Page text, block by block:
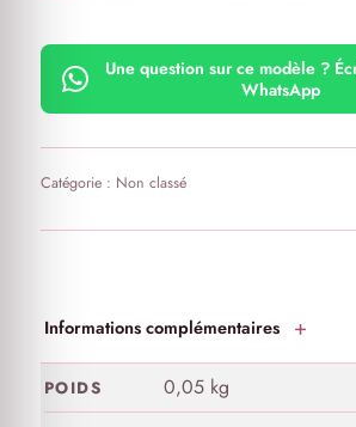
Une question sur ce modèle ?
WhatsApp
Catégorie : Non classé
Informations complémentaires
POIDS 0,05 kg